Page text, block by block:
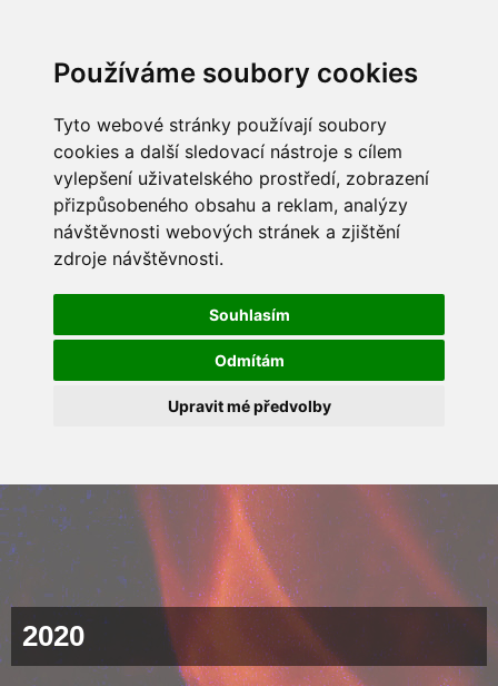
Používáme soubory cookies
Tyto webové stránky používají soubory
cookies a další sledovací nástroje s cílem
vylepšení uživatelského prostředí, zobrazení
přizpůsobeného obsahu a reklam, analýzy
návštěvnosti webových stránek a zjištění
zdroje návštěvnosti.
Souhlasím
Odmítám
Upravit mé předvolby
2020